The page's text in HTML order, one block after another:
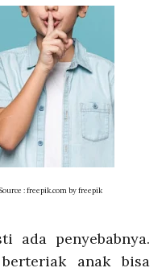
Source : freepik.com by freepik
ada penyebabnya.
anak bisa